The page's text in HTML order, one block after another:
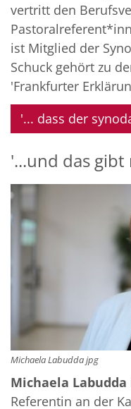
vertritt den
ist Mitglied der
Schuck gehört zu
'Frankfurter
'... dass der
'...und das
Michaela Labudda jpg
Michaela Labudda
Referentin an der